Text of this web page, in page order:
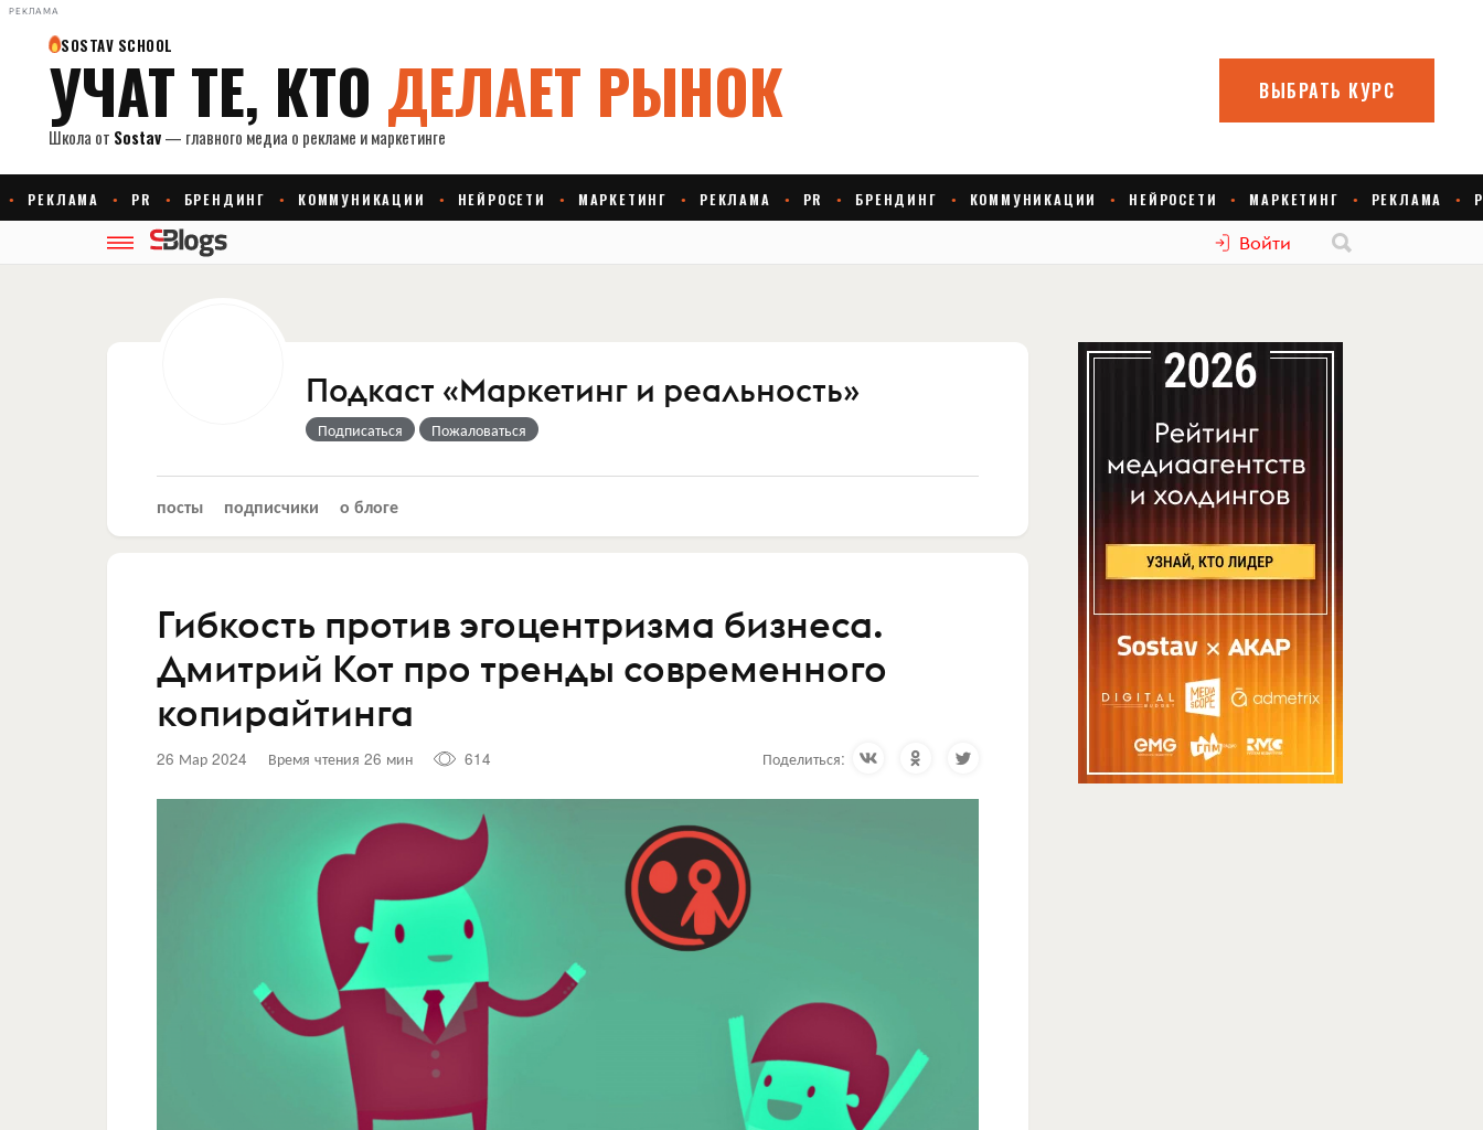
РЕКЛАМА
Войти
Подкаст «Маркетинг и реальность»
Подписаться Пожаловаться
посты подписчики о блоге
Гибкость против эгоцентризма бизнеса.
Дмитрий Кот про тренды современного
копирайтинга
26 Мар 2024 Время чтения 26 мин 614 Поделиться: